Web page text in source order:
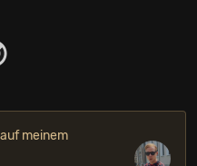
Warschauer Str. 59a, DE-
meinem